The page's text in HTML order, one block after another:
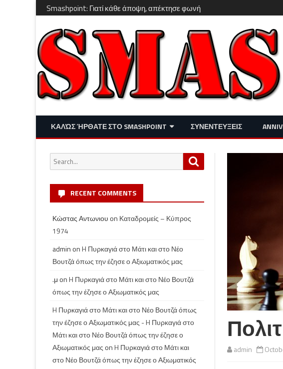
Smashpoint: Γιατί κάθε άποψη, απέκτησε φωνή
ΚΑΛΏΣ ΉΡΘΑΤΕ ΣΤΟ SMASHPOINT
ΔΙΑΣΚΈΔΑΣΗ – LIFESTYLE
ΣΥΝΕΝΤΕΥΞΕΙΣ
admin
Search
for:
RECENT COMMENTS
Κώστας Αντωνιου on Καταδρομείς – Κύπρος
1974
admin onH Πυρκαγιά στο Μάτι και στο Νέο
Βουτζά όπως την έζησε ο Αξιωματικός μας
.μ onH Πυρκαγιά στο Μάτι και στο Νέο Βουτζά
όπως την έζησε ο Αξιωματικός μας
H Πυρκαγιά στο Μάτι και στο Νέο Βουτζά όπως
την έζησε ο Αξιωματικός μας - H Πυρκαγιά στο
Μάτι και στο Νέο Βουτζά όπως την έζησε ο
Αξιωματικός μας onH Πυρκαγιά στο Μάτι και
στο Νέο Βουτζά όπως την έζησε ο Αξιωματικός